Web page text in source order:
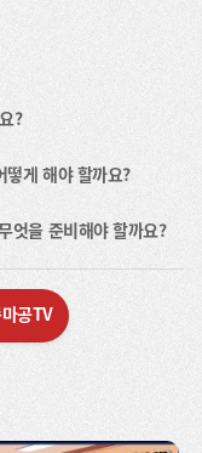
?
떻게 해야 할까요?
엇을 준비해야 할까요?
공TV